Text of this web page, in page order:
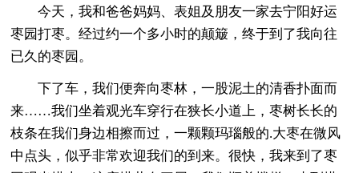
今天，我和爸爸妈妈、表姐及朋友一家去宁阳好运
枣园打枣。经过约一个多小时的颠簸，终于到了我向往
已久的枣园。
下了车，我们便奔向枣林，一股泥土的清香扑面而
来……我们坐着观光车穿行在狭长小道上，枣树长长的
枝条在我们身边相擦而过，一颗颗玛瑙般的.大枣在微风
中点头，似乎非常欢迎我们的到来。很快，我来到了枣